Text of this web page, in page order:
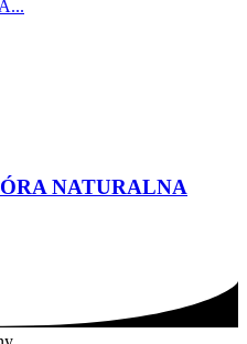
NATURALNA